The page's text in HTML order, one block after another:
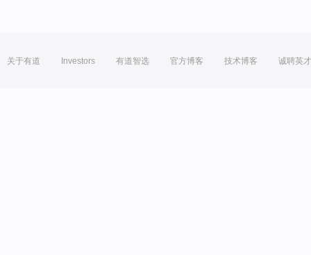
关于有道 Investors 有道智选 官方博客 技术博客 诚聘英才